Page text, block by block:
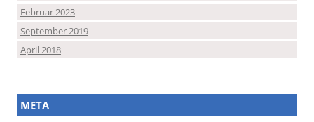
Februar 2023
September 2019
April 2018
META